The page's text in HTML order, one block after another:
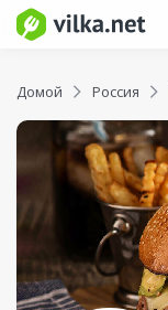
Домой Россия